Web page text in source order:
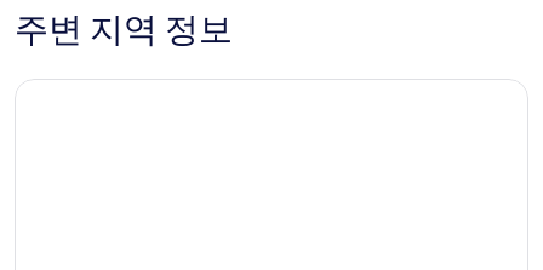
주변 지역 정보